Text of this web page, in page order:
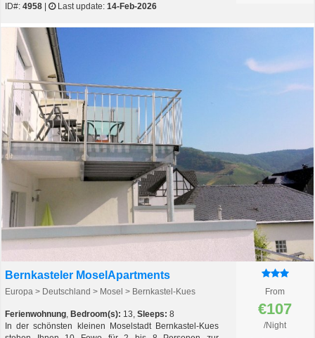
ID#: 4958 | Last update: 14-Feb-2026
Bernkasteler MoselApartments
Europa > Deutschland > Mosel > Bernkastel-Kues
Ferienwohnung, Bedroom(s): 13, Sleeps: 8
In der schönsten kleinen Moselstadt Bernkastel-Kues
From
€107
/Night